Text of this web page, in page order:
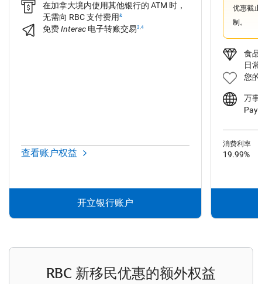
在加拿大境内使用其他银行的 ATM 时，
无需向 RBC 支付费用 &
免费Interac 电子转账交易3 4
查看账户权益
开立银行账户
优惠截
制。
食品
日
您的
万事
消费利率
19.99%
RBC 新移民优惠的额外权益